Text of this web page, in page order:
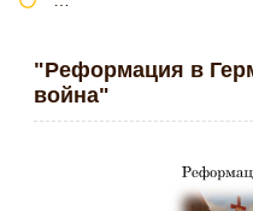
"Реформация в
война"